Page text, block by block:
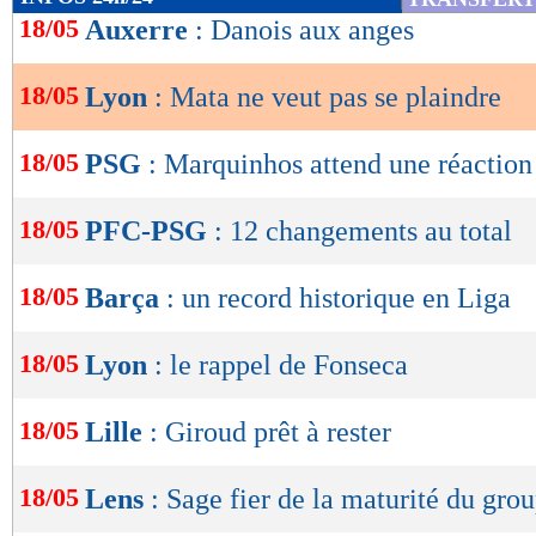
de
OK
18/05 Auxerre : Danois aux anges
18/05 Lyon : Mata ne veut pas se plaindre
18/05 PSG : Marquinhos attend une réaction
18/05 PFC-PSG : 12 changements au total
18/05 Barça : un record historique en Liga
18/05 Lyon : le rappel de Fonseca
18/05 Lille : Giroud prêt à rester
18/05 Lens : Sage fier de la maturité du